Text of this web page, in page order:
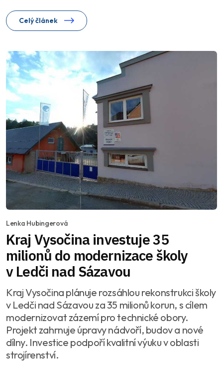
Celý článek
Lenka Hubingerová
Kraj Vysočina investuje 35
milionů do modernizace školy
v Ledči nad Sázavou
Kraj Vysočina plánuje rozsáhlou rekonstrukci školy
v Ledči nad Sázavou za 35 milionů korun, s cílem
modernizovat zázemí pro technické obory.
Projekt zahrnuje úpravy nádvoří, budov a nové
dílny. Investice podpoří kvalitní výuku v oblasti
strojírenství.